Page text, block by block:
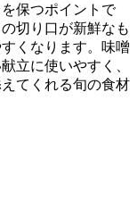
保つポイントで
切り口が新鮮なも
くなります。味噌
立に使いやすく、
てくれる旬の食材